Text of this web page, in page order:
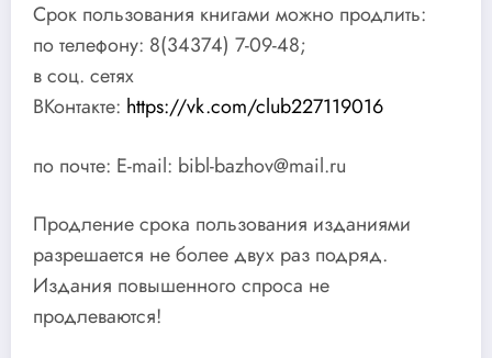
Срок пользования книгами можно продлить:
по телефону: 8(34374) 7-09-48;
в соц. сетях
ВКонтакте: https://vk.com/club227119016
по почте: Е-mail: bibl-bazhov@mail.ru
Продление срока пользования изданиями
разрешается не более двух раз подряд.
Издания повышенного спроса не
продлеваются!